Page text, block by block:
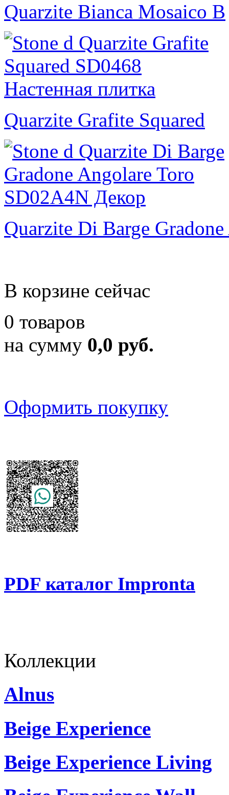
Quarzite Bianca Mosaico B
Quarzite Grafite Squared
Quarzite Di Barge
В корзине сейчас
0 товаров
на сумму 0,0 руб.
Оформить покупку
PDF каталог Impronta
Коллекции
Alnus
Beige Experience
Beige Experience Living